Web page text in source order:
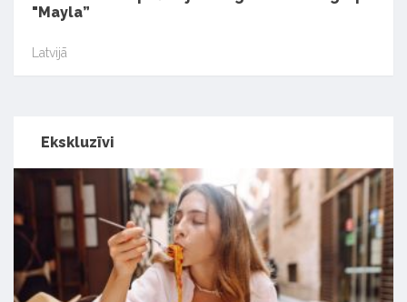
"Mayla”
Latvijā
Ekskluzīvi